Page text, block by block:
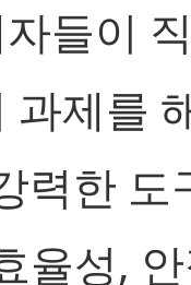
들이
과제를
력한 도
율성,